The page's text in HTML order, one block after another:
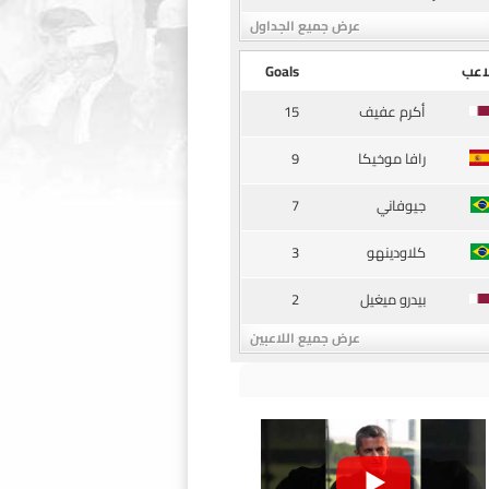
عرض جميع الجداول
Goals
أكرم عفيف
15
رافا موخيكا
9
جيوفاني
7
كلاودينهو
3
بيدرو ميغيل
2
عرض جميع اللاعبين